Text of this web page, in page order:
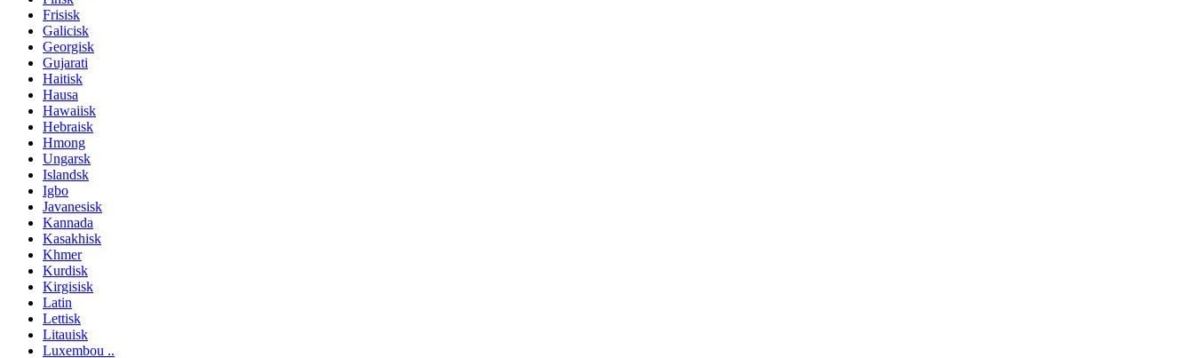
Frisisk
Galicisk
Georgisk
Gujarati
Haitisk
Hausa
Hawaiisk
Hebraisk
Hmong
Ungarsk
Islandsk
Igbo
Javanesisk
Kannada
Kasakhisk
Khmer
Kurdisk
Kirgisisk
Latin
Lettisk
Litauisk
Luxembou ..